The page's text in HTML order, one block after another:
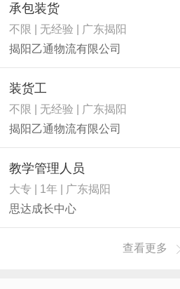
承包装货
不限 | 无经验 | 广东揭阳
揭阳乙通物流有限公司
装货工
不限 | 无经验 | 广东揭阳
揭阳乙通物流有限公司
教学管理人员
大专 | 1年 | 广东揭阳
思达成长中心
查看更多